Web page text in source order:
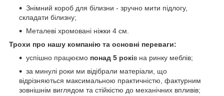
Знімний короб для білизни - зручно мити підлогу,
складати білизну;
Металеві хромовані ніжки 4 см.
Трохи про нашу компанію та основні переваги:
успішно працюємо понад 5 років на ринку меблів;
за минулі роки ми відібрали матеріали, що
відрізняються максимальною практичністю, фактурним
зовнішнім виглядом та стійкістю до механічних впливів;